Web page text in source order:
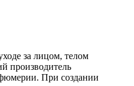
за лицом, телом
производитель
При создании